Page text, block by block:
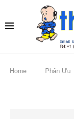
Home Phân Ưu